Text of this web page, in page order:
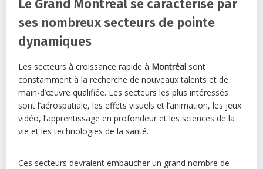
Le Grand Montréal se caractérise par
ses nombreux secteurs de pointe
dynamiques
Les secteurs à croissance rapide à Montréal sont
constamment à la recherche de nouveaux talents et de
main-d’œuvre qualifiée. Les secteurs les plus intéressés
sont l’aérospatiale, les effets visuels et l’animation, les jeux
vidéo, l’apprentissage en profondeur et les sciences de la
vie et les technologies de la santé.
Ces secteurs devraient embaucher un grand nombre de